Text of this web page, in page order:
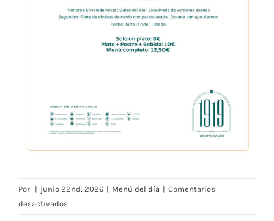
Por | junio 22nd, 2026 | Menú del día | Comentarios
desactivados